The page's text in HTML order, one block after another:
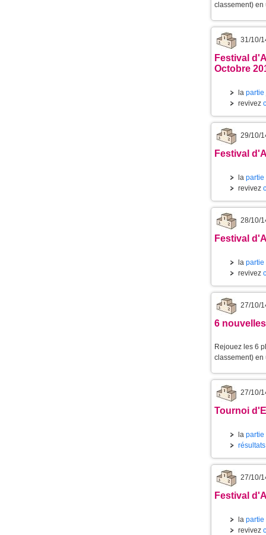
classement)
31/10/
Festival
Octobre
la partie
revivez
29/10/
Festival
la partie
revivez
28/10/
Festival
la partie
revivez
27/10/
6
Rejouez les 6
classement)
27/10/
Tournoi
la partie
27/10/
Festival
la partie
revivez